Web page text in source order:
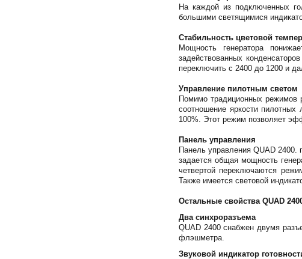
На каждой из подключенных
большими светящимися
Стабильность цветовой
Мощность генератора
задействованных
переключить с 2400 до 1200 и
Управление пилотным светом
Помимо традиционных режимов
соотношение яркости
100%. Этот режим позволяет
Панель управления
Панель управления QUAD
задается общая мощность
четвертой переключаются
Также имеется световой
Остальные свойства QUAD
Два синхроразъема
QUAD 2400 снабжен двумя
флэшметра.
Звуковой индикатор